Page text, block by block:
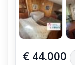
€ 44.000